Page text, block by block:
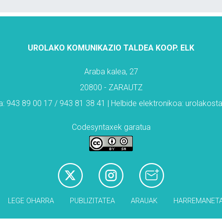
UROLAKO KOMUNIKAZIO TALDEA KOOP. ELK
Araba kalea, 27
20800 - ZARAUTZ
943 89 00 17 / 943 81 38 41 | Helbide elektronikoa:
Codesyntaxek garatua
LEGE OHARRA PUBLIZITATEA ARAUAK